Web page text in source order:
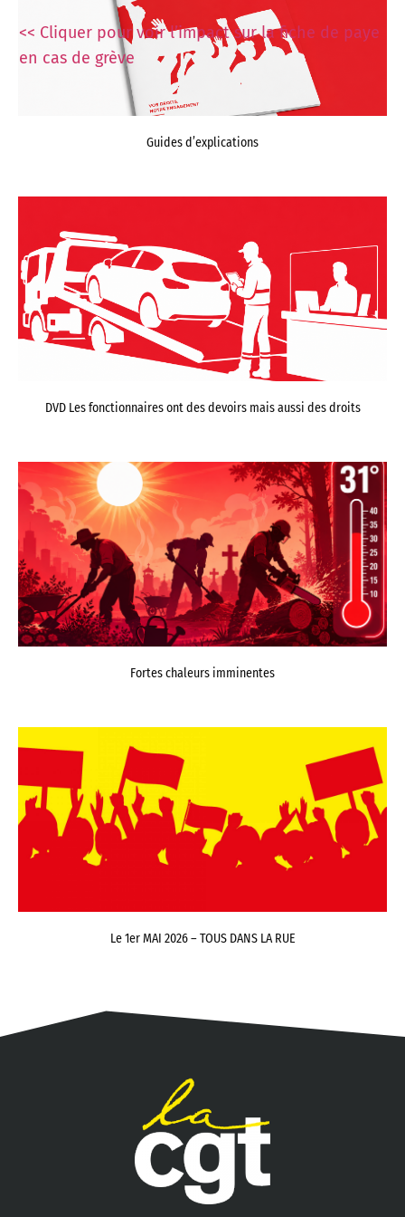
<< Cliquer pour voir l’impact sur la fiche de paye
en cas de grève
Guides d’explications
DVD Les fonctionnaires ont des devoirs mais aussi des droits
Fortes chaleurs imminentes
Le 1er MAI 2026 – TOUS DANS LA RUE